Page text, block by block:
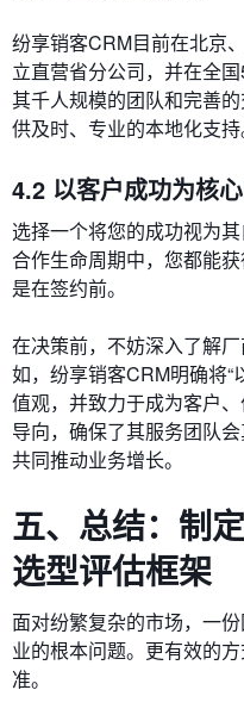
纷享销客CRM目前在北京
立直营省分公司，并在全
其千人规模的团队和完善
供及时、专业的本地化支持
4.2 以客户成功为核
选择一个将您的成功视为
合作生命周期中，您都能
是在签约前。
在决策前，不妨深入了解
如，纷享销客CRM明确将“
值观，并致力于成为客户
导向，确保了其服务团队
共同推动业务增长。
五、总结：制
选型评估框架
面对纷繁复杂的市场，一
业的根本问题。更有效的
准。